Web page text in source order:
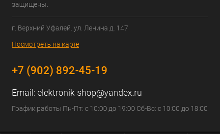
защищены.
г. Верхний Уфалей. ул. Ленина д. 147
Посмотреть на карте
+7 (902) 892-45-19
Email: elektronik-shop@yandex.ru
График работы Пн-Пт: с 10:00 до 19:00 Сб-Вс: с 10:00 до 18:00